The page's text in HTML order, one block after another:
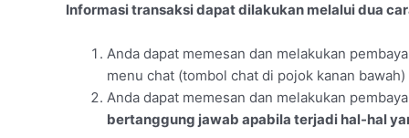
Informasi transaksi dapat dilakukan melalui dua
Anda dapat memesan dan melakukan
menu chat (tombol chat di pojok kanan bawah)
Anda dapat memesan dan melakukan
bertanggung jawab apabila terjadi hal-hal